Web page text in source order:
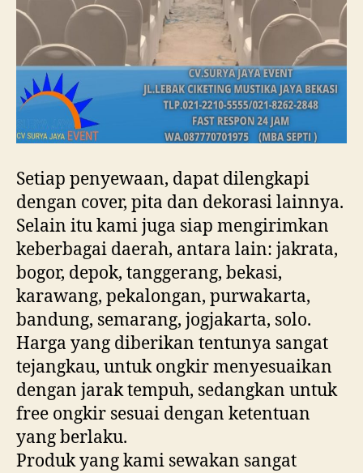
Setiap penyewaan, dapat dilengkapi
dengan cover, pita dan dekorasi lainnya.
Selain itu kami juga siap mengirimkan
keberbagai daerah, antara lain: jakrata,
bogor, depok, tanggerang, bekasi,
karawang, pekalongan, purwakarta,
bandung, semarang, jogjakarta, solo.
Harga yang diberikan tentunya sangat
tejangkau, untuk ongkir menyesuaikan
dengan jarak tempuh, sedangkan untuk
free ongkir sesuai dengan ketentuan
yang berlaku.
Produk yang kami sewakan sangat